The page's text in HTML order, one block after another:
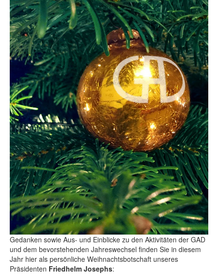
Gedanken sowie Aus- und Einblicke zu den Aktivitäten der GAD
und dem bevorstehenden Jahreswechsel finden Sie in diesem
Jahr hier als persönliche Weihnachtsbotschaft unseres
Präsidenten Friedhelm Josephs: